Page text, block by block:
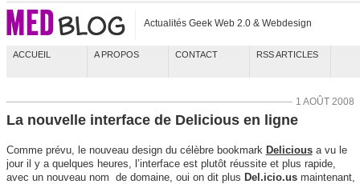
Actualités Geek Web 2.0 & Webdesign
ACCUEIL A PROPOS CONTACT RSS ARTICLES
1 AOÛT 2008
La nouvelle interface de Delicious en ligne
Comme prévu, le nouveau design du célèbre bookmark Deliciousa vu le
jour il y a quelques heures, l’interface est plutôt réussite et plus rapide,
avec un nouveau nom de domaine, oui on dit plus Del.icio.us maintenant,